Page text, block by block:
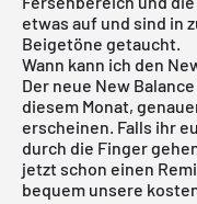
etwas auf und sind in
Beigetöne getaucht.
Wann kann ich den
Der neue New
diesem Monat,
erscheinen. Falls ihr
durch die Finger
jetzt schon einen
bequem unsere